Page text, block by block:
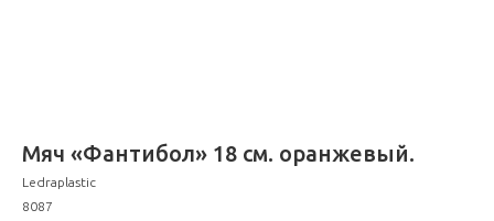
Мяч «Фантибол» 18 см. оранжевый.
Ledraplastic
8087